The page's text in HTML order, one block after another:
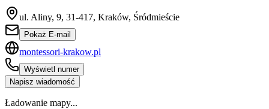
ul. Aliny, 9, 31-417, Kraków, Śródmieście
Pokaż E-mail
montessori-krakow.pl
Wyświetl numer
Napisz wiadomość
Ładowanie mapy...